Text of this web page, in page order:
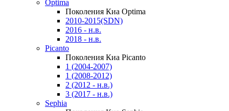
Optima
Поколения Киа Optima
2010-2015(SDN)
2016 - н.в.
2018 - н.в.
Picanto
Поколения Киа Picanto
1 (2004-2007)
1 (2008-2012)
2 (2012 - н.в.)
3 (2017 - н.в.)
Sephia